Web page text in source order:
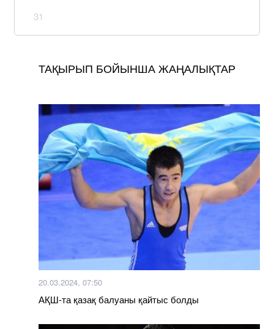
31
ТАҚЫРЫП БОЙЫНША ЖАҢАЛЫҚТАР
20.03.2024, 07:50
АҚШ-та қазақ балуаны қайтыс болды